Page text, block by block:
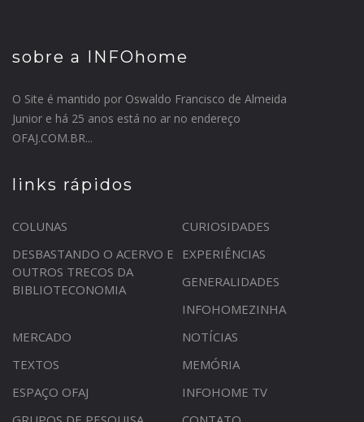
sobre a INFOhome
O Site é mantido por Oswaldo Francisco de Almeida
Junior e há 25 anos está no ar no endereço
OFAJ.COM.BR...
links rápidos
COLUNAS
CURIOSIDADES
DESBASTANDO O ACERVO E
OUTROS TRECOS DA
BIBLIOTECONOMIA
EXPERIÊNCIAS
GENERALIDADES
INFOHOMEZINHA
MERCADO
NOTÍCIAS
TEXTOS
MEMÓRIA
ESPAÇO OFAJ
INFOHOME TV